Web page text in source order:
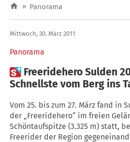
» Panorama
Panorama
Mittwoch, 30. März 2011
 Freeridehero Sulden
Schnellste vom Berg ins
Vom 25. bis zum 27. März fand in
der „Freeridehero“ im freien
Schöntaufspitze (3.325 m) statt,
Freerider der Region